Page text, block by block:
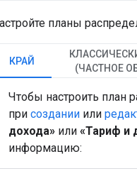
планы
КРАЙ
(ЧАСТНОЕ
Чтобы настроить план
при создании или
дохода» или «Тариф и
информацию: